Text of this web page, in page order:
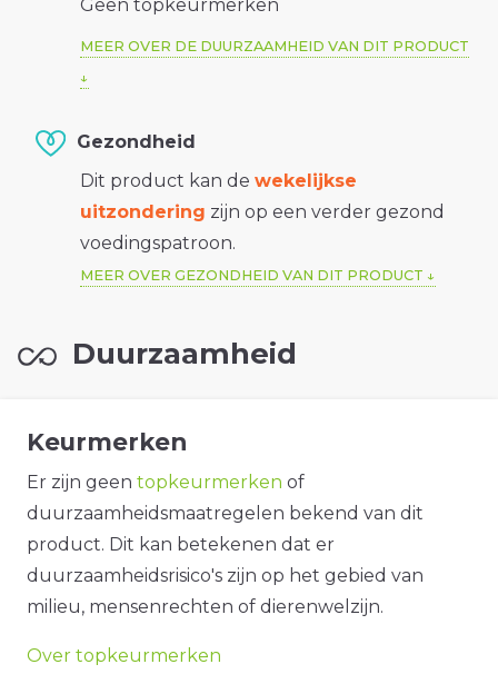
Geen topkeurmerken
MEER OVER DE DUURZAAMHEID VAN DIT PRODUCT
Gezondheid
Dit product kan de wekelijkse
uitzondering zijn op een verder gezond
voedingspatroon.
MEER OVER GEZONDHEID VAN DIT PRODUCT
Duurzaamheid
Keurmerken
Er zijn geen topkeurmerken of
duurzaamheidsmaatregelen bekend van dit
product. Dit kan betekenen dat er
duurzaamheidsrisico's zijn op het gebied van
milieu, mensenrechten of dierenwelzijn.
Over topkeurmerken